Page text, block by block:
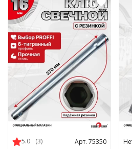
5.0 (3) Арт. 75350